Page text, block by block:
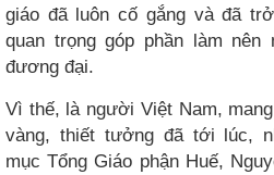
giáo đã luôn cố gắng và đã
quan trọng góp phần làm nên
đương đại.
Vì thế, là người Việt Nam,
vàng, thiết tưởng đã tới lúc,
mục Tổng Giáo phận Huế,